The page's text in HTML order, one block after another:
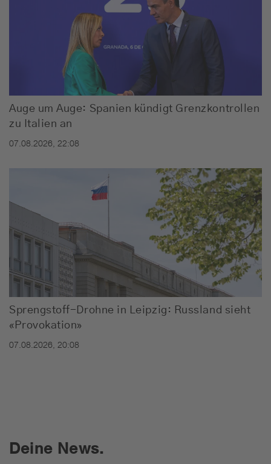
Auge um Auge: Spanien kündigt Grenzkontrollen
zu Italien an
07.08.2026, 22:08
Sprengstoff-Drohne in Leipzig: Russland sieht
«Provokation»
07.08.2026, 20:08
Deine News.